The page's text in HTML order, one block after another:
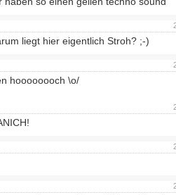
liegt hier eigentlich Stroh? ;-)
hoooooooch \o/